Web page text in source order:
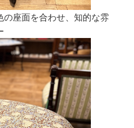
座面を合わせ、知的な雰